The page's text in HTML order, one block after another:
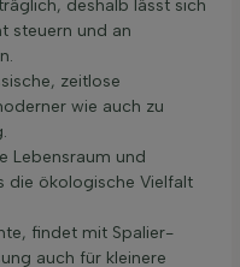
deshalb lässt sich
steuern und an
zeitlose
wie auch zu
Lebensraum und
die ökologische Vielfalt
findet mit Spalier-
auch für kleinere